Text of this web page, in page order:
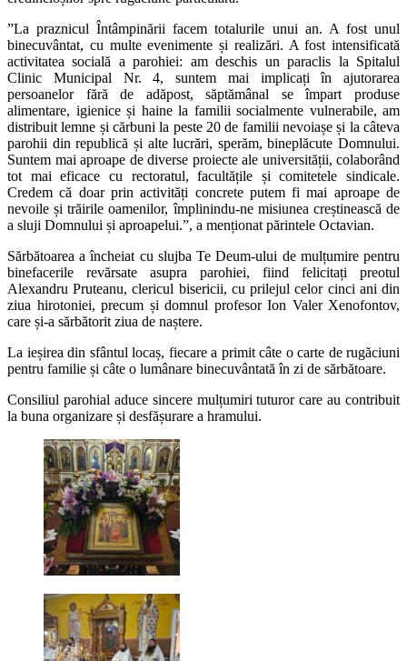
”La praznicul Întâmpinării facem totalurile unui an. A fost unul
binecuvântat, cu multe evenimente și realizări. A fost intensificată
activitatea socială a parohiei: am deschis un paraclis la Spitalul
Clinic Municipal Nr. 4, suntem mai implicați în ajutorarea
persoanelor fără de adăpost, săptămânal se împart produse
alimentare, igienice și haine la familii socialmente vulnerabile, am
distribuit lemne și cărbuni la peste 20 de familii nevoiașe și la câteva
parohii din republică și alte lucrări, sperăm, bineplăcute Domnului.
Suntem mai aproape de diverse proiecte ale universității, colaborând
tot mai eficace cu rectoratul, facultățile și comitetele sindicale.
Credem că doar prin activități concrete putem fi mai aproape de
nevoile și trăirile oamenilor, împlinindu-ne misiunea creștinească de
a sluji Domnului și aproapelui.”, a menționat părintele Octavian.
Sărbătoarea a încheiat cu slujba Te Deum-ului de mulțumire pentru
binefacerile revărsate asupra parohiei, fiind felicitați preotul
Alexandru Pruteanu, clericul bisericii, cu prilejul celor cinci ani din
ziua hirotoniei, precum și domnul profesor Ion Valer Xenofontov,
care și-a sărbătorit ziua de naștere.
La ieșirea din sfântul locaș, fiecare a primit câte o carte de rugăciuni
pentru familie și câte o lumânare binecuvântată în zi de sărbătoare.
Consiliul parohial aduce sincere mulțumiri tuturor care au contribuit
la buna organizare și desfășurare a hramului.